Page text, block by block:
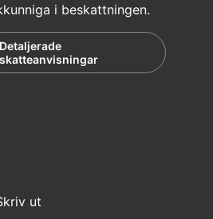
i beskattningen.
Detaljerade
skatteanvisningar
ut